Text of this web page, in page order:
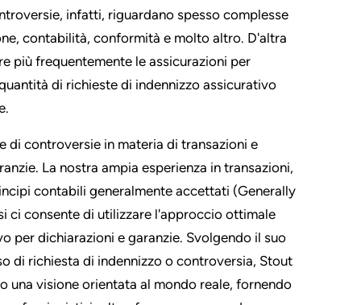
infatti, riguardano spesso complesse
contabilità, conformità e molto altro. D'altra
più frequentemente le assicurazioni per
di richieste di indennizzo assicurativo
di controversie in materia di transazioni e
La nostra ampia esperienza in transazioni,
contabili generalmente accettati (Generally
ci consente di utilizzare l'approccio ottimale
per dichiarazioni e garanzie. Svolgendo il suo
di richiesta di indennizzo o controversia, Stout
visione orientata al mondo reale, fornendo